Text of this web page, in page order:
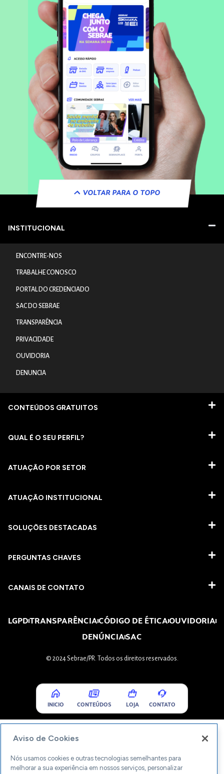
VOLTAR PARA O TOPO
INSTITUCIONAL
ENCONTRE-NOS
TRABALHE CONOSCO
PORTAL DO CREDENCIADO
SAC DO SEBRAE
TRANSPARÊNCIA
PRIVACIDADE
OUVIDORIA
DENUNCIA
CONTEÚDOS GRATUITOS
QUAL É O SEU PERFIL?
ATUAÇÃO POR SETOR
ATUAÇÃO INSTITUCIONAL
SOLUÇÕES DESTACADAS
PERGUNTAS CHAVES​
CANAIS DE CONTATO
LGPDTRANSPARÊNCIACÓDIGO DE ÉTICAOUVIDORIA
DENÚNCIASAC
© 2024 Sebrae/PR. Todos os direitos reservados.
INICIO CONTEÚDOS LOJA CONTATO
Aviso de Cookies
Nós usamos cookies e outras tecnologias semelhantes para
melhorar a sua experiência em nossos serviços, personalizar